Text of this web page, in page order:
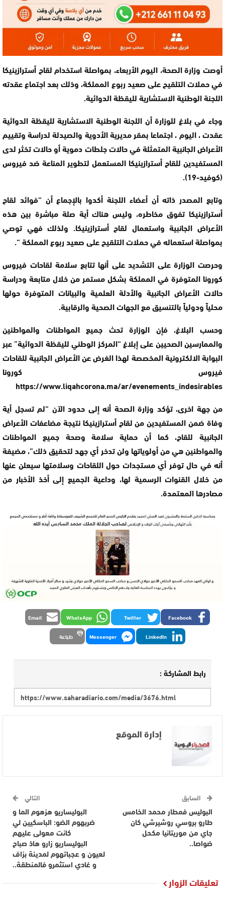
أوصت وزارة الصحة، اليوم الأربعاء، بمواصلة استخدام لقاح أسترازينيكا
في حملات التلقيح على صعيد ربوع المملكة، وذلك بعد اجتماع عقدته
اللجنة الوطنية الاستشارية لليقظة الدوائية.
وجاء في بلاغ للوزارة أن اللجنة الوطنية الاستشارية لليقظة الدوائية
عقدت ، اليوم ، اجتماعا بمقر مديرية الأدوية والصيدلة لدراسة وتقييم
الأعراض الجانبية المتمثلة في حالات جلطات دموية أو حالات تخثر لدى
المستفيدين للقاح أسترازينيكا المستعمل لتطوير المناعة ضد فيروس
(كوفيد-19).
وتابع المصدر ذاته أن أعضاء اللجنة أكدوا بالإجماع أن “فوائد لقاح
أسترازينيكا تفوق مخاطره، وليس هناك أية صلة مباشرة بين هذه
الأعراض الجانبية واستعمال لقاح أسترازينيكا. ولذلك فهي توصي
بمواصلة استعماله في حملات التلقيح على صعيد ربوع المملكة “.
وحرصت الوزارة على التشديد على أنها تتابع سلامة لقاحات فيروس
كورونا المتوفرة في المملكة بشكل مستمر من خلال متابعة ودراسة
حالات الأعراض الجانبية والأدلة العلمية والبيانات المتوفرة حولها
محلياً ودولياً بالتنسيق مع الجهات الصحية والرقابية.
وحسب البلاغ، فإن الوزارة تحث جميع المواطنات والمواطنين
والممارسين الصحيين على إبلاغ “المركز الوطني لليقظة الدوائية” عبر
البوابة الالكترونية المخصصة لهذا الغرض عن الأعراض الجانبية للقاحات
فيروس كورونا
https://www.liqahcorona.ma/ar/evenements_indesirables
من جهة اخرى، تؤكد وزارة الصحة أنه إلى حدود الآن “لم تسجل أية
وفاة ضمن المستفيدين من لقاح أسترازينيكا نتيجة مضاعفات الأعراض
الجانبية للقاح، كما أن حماية سلامة وصحة جميع المواطنات
والمواطنين هي من أولوياتها ولن تدخر أي جهد لتحقيق ذلك”، مضيفة
أنه في حال توفر أي مستجدات حول اللقاحات وسلامتها سيعلن عنها
من خلال القنوات الرسمية لها، وداعية الجميع إلى أخذ الأخبار من
مصادرها المعتمدة.
Facebook
Twitter
WhatsApp
Email
LinkedIn
Messenger طباعة
رابط المشاركة :
إدارة الموقع
السابق
البوليس فمطار محمد الخامس
طارو بروسي روشيرشي كان
جاي من موريتانيا مكحل
ضواصا..
التالي
البوليساريو هزهوم الما و
ضربهوم الضو: الباسكيين لي
كانت معولى عليهم
البوليساريو زارو هاذ صباح
لعيون و عجباتهوم لمدينة بزاف
و غادي استثمرو فالمنطقة..
تعليقات الزوار